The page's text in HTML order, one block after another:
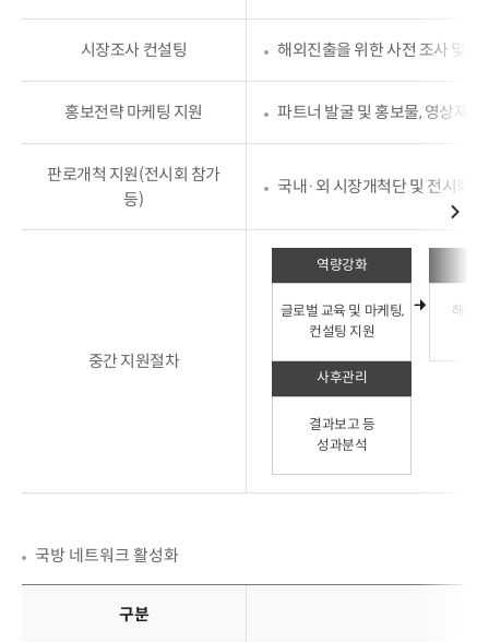
지원
세부사항에
설명한
표입니다.
시장조사 컨설팅 해외진출을 위한 사전 조사 및
홍보전략 마케팅 지원 파트너 발굴 및 홍보물, 영상제작
판로개척 지원(전시회 참가
등)
국내·외 시장개척단 및 전시회
중간 지원절차
역량강화
글로벌 교육 및 마케팅,
컨설팅 지원
해외
사후관리
결과보고 등
성과분석
국방 네트워크 활성화
구분